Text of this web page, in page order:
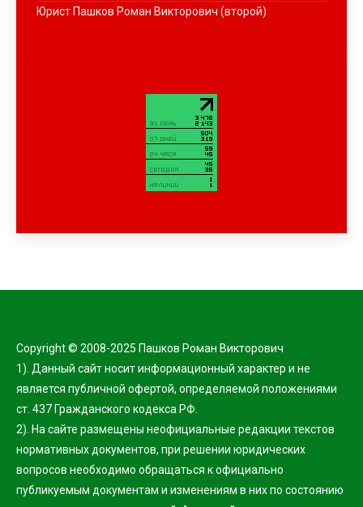
Юрист Пашков Роман Викторович (второй)
Copyright © 2008-2025 Пашков Роман Викторович
1). Данный сайт носит информационный характер и не
является публичной офертой, определяемой положениями
ст. 437 Гражданского кодекса РФ.
2). На сайте размещены неофициальные редакции текстов
нормативных документов, при решении юридических
вопросов необходимо обращаться к официально
публикуемым документам и изменениям в них по состоянию